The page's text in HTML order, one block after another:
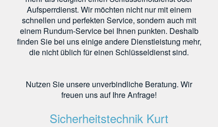
Aufsperrdienst. Wir möchten nicht nur mit einem
schnellen und perfekten Service, sondern auch mit
einem Rundum-Service bei Ihnen punkten. Deshalb
finden Sie bei uns einige andere Dienstleistung mehr,
die nicht üblich für einen Schlüsseldienst sind.
Nutzen Sie unsere unverbindliche Beratung. Wir
freuen uns auf Ihre Anfrage!
Sicherheitstechnik Kurt